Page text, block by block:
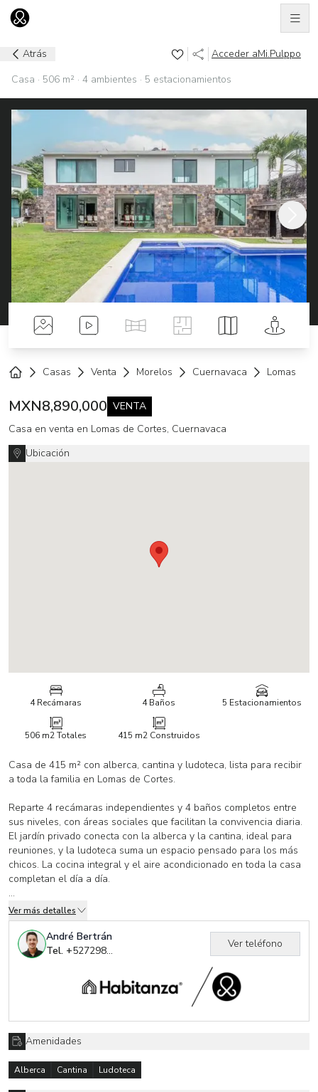
Ir al home
Atrás Acceder aMi.Pulppo
Casa · 506 m² · 4 ambientes · 5 estacionamientos
Fotos Videos Tour VirtualPlanos Mapa Street
Casas Venta Morelos Cuernavaca Lomas de
MXN8,890,000 VENTA
Casa en venta en Lomas de Cortes, Cuernavaca
Ubicación
4 Recámaras 4 Baños 5 Estacionamientos
506 m2Totales 415 m2Construidos
Casa de 415 m² con alberca, cantina y ludoteca, lista para recibir
a toda la familia en Lomas de Cortes.
Reparte 4 recámaras independientes y 4 baños completos entre
sus niveles, con áreas sociales que facilitan la convivencia diaria.
El jardín privado conecta con la alberca y la cantina, ideal para
reuniones, y la ludoteca suma un espacio pensado para los más
chicos. La cocina integral y el aire acondicionado en toda la casa
completan el día a día.
- Alberca y jardín privado para convivir al aire libre
- Cantina y ludoteca como espacios de entretenimiento
- Cinco cajones de estacionamiento
- Aire acondicionado en toda la propiedad
La casa se ubica en Coyotepec 4, colonia Lomas de Cortes,
Cuernavaca, con acceso directo a la vida urbana de la ciudad.
Ver más detalles
André Bertrán
Tel. +527298885497
Ver teléfono
Amenidades
Alberca Cantina Ludoteca